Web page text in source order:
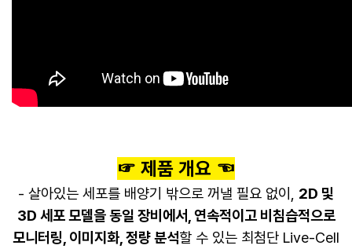
☞ 제품 개요 ☜
- 살아있는 세포를 배양기 밖으로 꺼낼 필요 없이, 2D 및
3D 세포 모델을 동일 장비에서, 연속적이고 비침습적으로
모니터링, 이미지화, 정량 분석할 수 있는 최첨단 Live-Cell